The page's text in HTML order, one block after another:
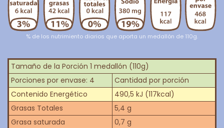
% de los nutrimiento diarios que aporta un medallón de 110g.
Tamaño de la Porción 1 medallón (110g)
Porciones por envase: 4
Cantidad por porción
Contenido Energético
490,5 kJ (117kcal)
Grasas Totales
5,4 g
Grasa saturada
0,7 g